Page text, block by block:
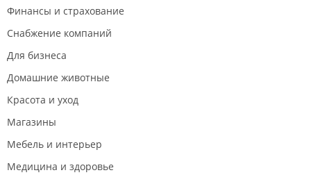
Финансы и страхование
Снабжение компаний
Для бизнеса
Домашние животные
Красота и уход
Магазины
Мебель и интерьер
Медицина и здоровье